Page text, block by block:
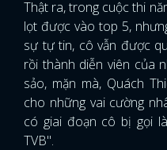
Thật ra, trong cuộc thi
lọt được vào top 5,
sự tự tin, cô vẫn được
rồi thành diễn viên của
sảo, mặn mà, Quách
cho những vai cường
có giai đoạn cô bị gọi
TVB".